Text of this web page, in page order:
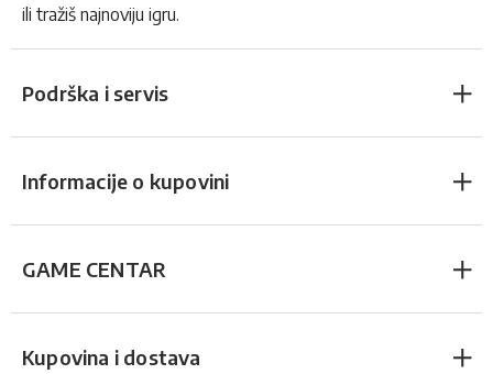
ili tražiš najnoviju igru.
Podrška i servis
Informacije o kupovini
GAME CENTAR
Kupovina i dostava